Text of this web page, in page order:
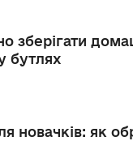
зберігати
бутлях
новачків: як